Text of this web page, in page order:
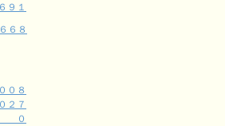
９１
６８
０８
２７